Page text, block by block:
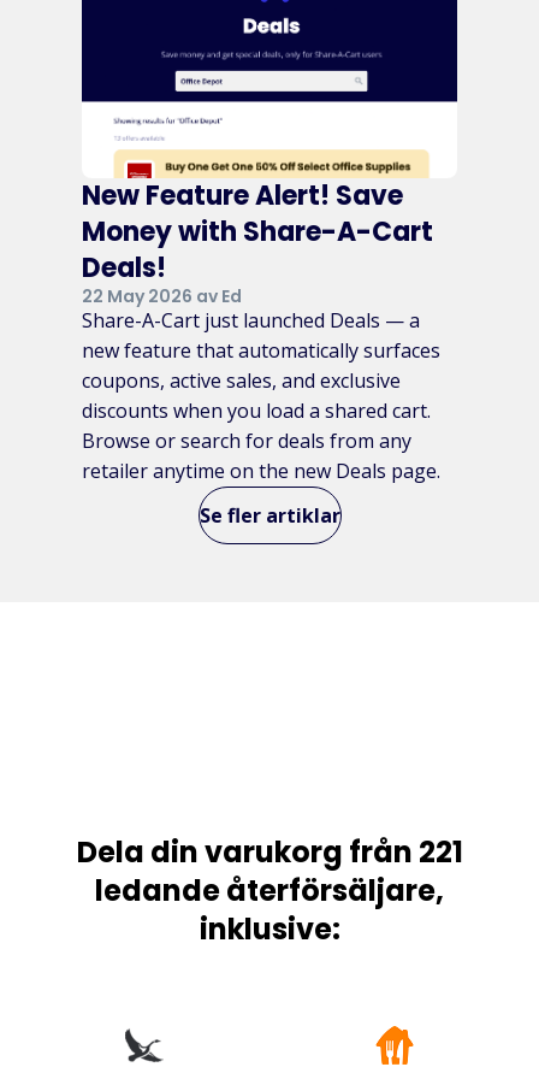
New Feature Alert! Save
Money with Share-A-Cart
Deals!
22 May 2026 av Ed
Share-A-Cart just launched Deals — a
new feature that automatically surfaces
coupons, active sales, and exclusive
discounts when you load a shared cart.
Browse or search for deals from any
retailer anytime on the new Deals page.
Se fler artiklar
Dela din varukorg från 221
ledande återförsäljare,
inklusive: